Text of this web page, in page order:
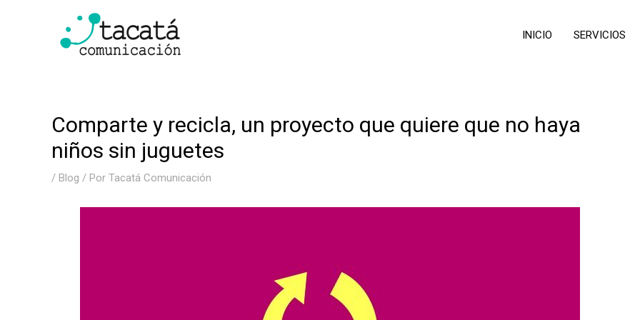
INICIO SERVICIOS
Comparte y recicla, un proyecto que quiere que no haya
niños sin juguetes
/ Blog / Por Tacatá Comunicación